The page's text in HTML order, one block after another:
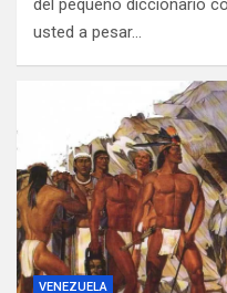
del pequeño diccionario
usted a pesar…
VENEZUELA